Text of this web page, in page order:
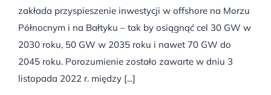
zakłada przyspieszenie inwestycji w offshore na Morzu
Północnym i na Bałtyku – tak by osiągnąć cel 30 GW w
2030 roku, 50 GW w 2035 roku i nawet 70 GW do
2045 roku. Porozumienie zostało zawarte w dniu 3
listopada 2022 r. między [...]